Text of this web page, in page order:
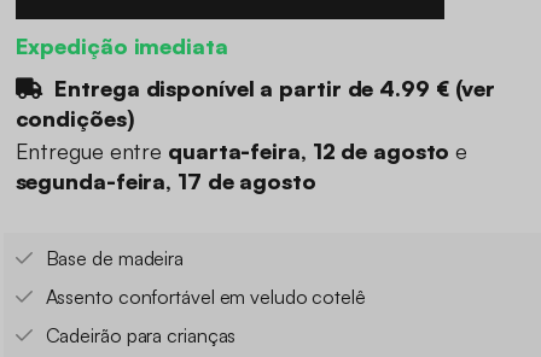
Expedição imediata
Entrega disponível a partir de 4.99 €(ver
condições)
Entregue entre quarta-feira, 12 de agostoe
segunda-feira, 17 de agosto
Base de madeira
Assento confortável em veludo cotelê
Cadeirão para crianças